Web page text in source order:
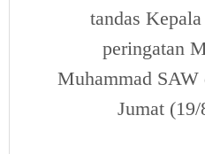
tandas
peringatan
Muhammad SAW
Jumat (19/